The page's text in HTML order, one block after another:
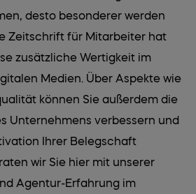
desto besonderer werden
Zeitschrift für Mitarbeiter hat
zusätzliche Wertigkeit im
Medien. Über Aspekte wie
können Sie außerdem die
Unternehmens verbessern und
Ihrer Belegschaft
wir Sie hier mit unserer
Agentur-Erfahrung im